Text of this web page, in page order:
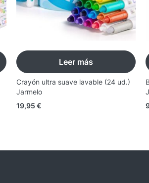
Leer más
Crayón ultra suave lavable (24 ud.)
Jarmelo
19,95 €